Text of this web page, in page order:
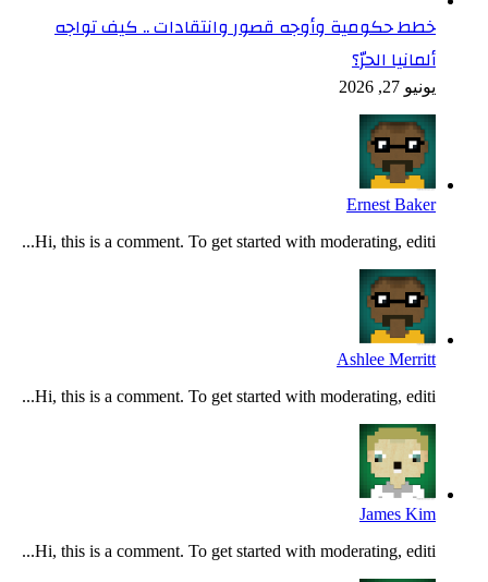
خطط حكومية وأوجه قصور وانتقادات .. كيف تواجه
ألمانيا الحرّ؟
يونيو 27, 2026
Ernest Baker
Hi, this is a comment. To get started with moderating, editi...
Ashlee Merritt
Hi, this is a comment. To get started with moderating, editi...
James Kim
Hi, this is a comment. To get started with moderating, editi...